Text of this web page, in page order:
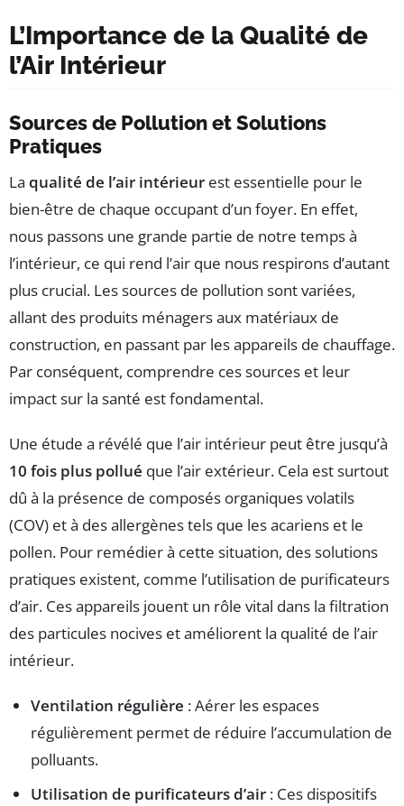
L’Importance de la Qualité de
l’Air Intérieur
Sources de Pollution et Solutions
Pratiques
La qualité de l’air intérieur est essentielle pour le
bien-être de chaque occupant d’un foyer. En effet,
nous passons une grande partie de notre temps à
l’intérieur, ce qui rend l’air que nous respirons d’autant
plus crucial. Les sources de pollution sont variées,
allant des produits ménagers aux matériaux de
construction, en passant par les appareils de chauffage.
Par conséquent, comprendre ces sources et leur
impact sur la santé est fondamental.
Une étude a révélé que l’air intérieur peut être jusqu’à
10 fois plus pollué que l’air extérieur. Cela est surtout
dû à la présence de composés organiques volatils
(COV) et à des allergènes tels que les acariens et le
pollen. Pour remédier à cette situation, des solutions
pratiques existent, comme l’utilisation de purificateurs
d’air. Ces appareils jouent un rôle vital dans la filtration
des particules nocives et améliorent la qualité de l’air
intérieur.
Ventilation régulière : Aérer les espaces
régulièrement permet de réduire l’accumulation de
polluants.
Utilisation de purificateurs d’air : Ces dispositifs